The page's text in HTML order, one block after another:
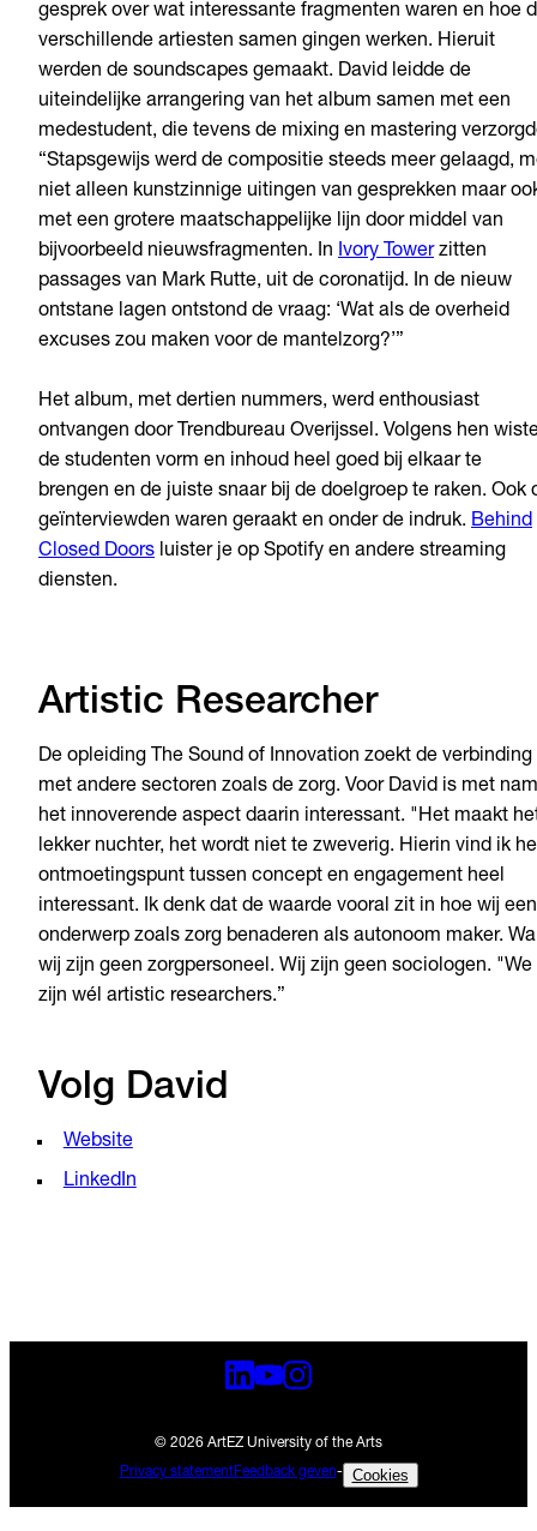
gesprek over wat interessante fragmenten waren en hoe
verschillende artiesten samen gingen werken. Hieruit
werden de soundscapes gemaakt. David leidde de
uiteindelijke arrangering van het album samen met een
medestudent, die tevens de mixing en mastering
“Stapsgewijs werd de compositie steeds meer gelaagd,
niet alleen kunstzinnige uitingen van gesprekken maar
met een grotere maatschappelijke lijn door middel van
bijvoorbeeld nieuwsfragmenten. In Ivory Towerzitten
passages van Mark Rutte, uit de coronatijd. In de nieuw
ontstane lagen ontstond de vraag: ‘Wat als de overheid
excuses zou maken voor de mantelzorg?’”
Het album, met dertien nummers, werd enthousiast
ontvangen door Trendbureau Overijssel. Volgens hen
de studenten vorm en inhoud heel goed bij elkaar te
brengen en de juiste snaar bij de doelgroep te raken. Ook
geïnterviewden waren geraakt en onder de indruk. Behind
Closed Doors luister je op Spotify en andere streaming
diensten.
Artistic Researcher
De opleiding The Sound of Innovation zoekt de verbinding
met andere sectoren zoals de zorg. Voor David is met
het innoverende aspect daarin interessant. "Het maakt
lekker nuchter, het wordt niet te zweverig. Hierin vind ik
ontmoetingspunt tussen concept en engagement heel
interessant. Ik denk dat de waarde vooral zit in hoe wij een
onderwerp zoals zorg benaderen als autonoom maker.
wij zijn geen zorgpersoneel. Wij zijn geen sociologen. "We
zijn wél artistic researchers.”
Volg David
Website
LinkedIn
© 2026 ArtEZ University of the Arts
Privacy statementFeedback geven- Cookies